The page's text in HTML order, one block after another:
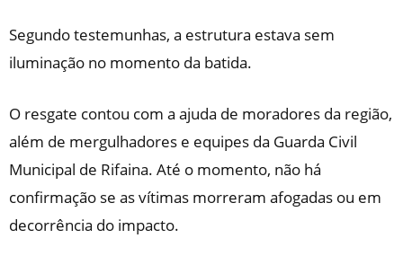
Segundo testemunhas, a estrutura estava sem
iluminação no momento da batida.
O resgate contou com a ajuda de moradores da região,
além de mergulhadores e equipes da Guarda Civil
Municipal de Rifaina. Até o momento, não há
confirmação se as vítimas morreram afogadas ou em
decorrência do impacto.